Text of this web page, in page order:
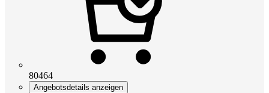
80464
Angebotsdetails anzeigen